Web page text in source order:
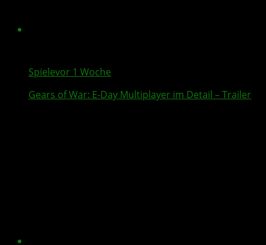
Spielevor 1 Woche
Gears of War: E-Day Multiplayer im Detail – Trailer